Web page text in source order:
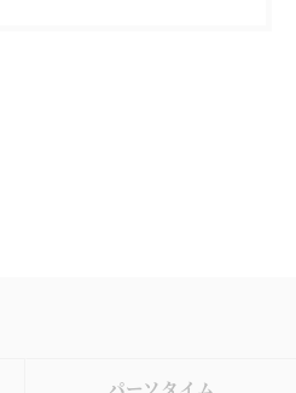
パーソタイム